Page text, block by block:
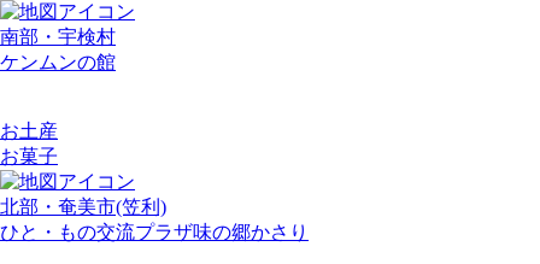
南部・宇検村
ケンムンの館
お土産
お菓子
北部・奄美市(笠利)
ひと・もの交流プラザ味の郷かさり